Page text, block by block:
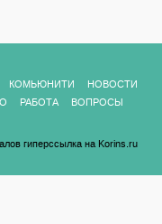
КОМЬЮНИТИ
НОВОСТИ
РАБОТА
ВОПРОСЫ
гиперссылка на Korins.ru